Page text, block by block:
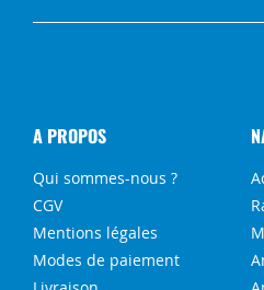
A PROPOS
Qui sommes-nous ?
CGV
Mentions légales
Modes de paiement